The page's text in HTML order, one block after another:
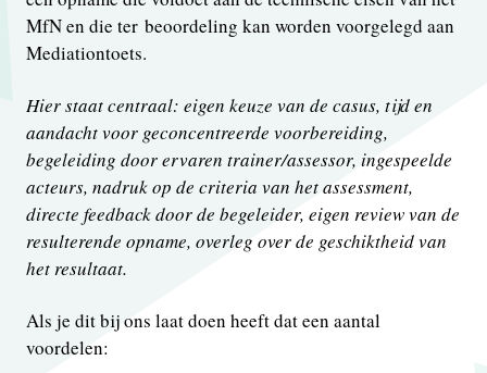
MfN en die ter beoordeling kan worden voorgelegd aan
Mediationtoets.
Hier staat centraal: eigen keuze van de casus, tijd en
aandacht voor geconcentreerde voorbereiding,
begeleiding door ervaren trainer/assessor, ingespeelde
acteurs, nadruk op de criteria van het assessment,
directe feedback door de begeleider, eigen review van de
resulterende opname, overleg over de geschiktheid van
het resultaat.
Als je dit bij ons laat doen heeft dat een aantal
voordelen: